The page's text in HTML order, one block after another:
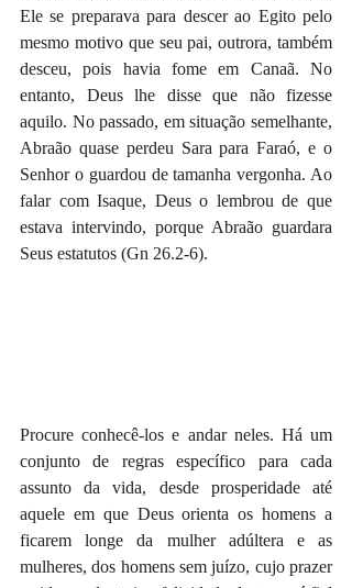
Ele se preparava para descer ao Egito pelo
mesmo motivo que seu pai, outrora, também
desceu, pois havia fome em Canaã. No
entanto, Deus lhe disse que não fizesse
aquilo. No passado, em situação semelhante,
Abraão quase perdeu Sara para Faraó, e o
Senhor o guardou de tamanha vergonha. Ao
falar com Isaque, Deus o lembrou de que
estava intervindo, porque Abraão guardara
Seus estatutos (Gn 26.2-6).
Procure conhecê-los e andar neles. Há um
conjunto de regras específico para cada
assunto da vida, desde prosperidade até
aquele em que Deus orienta os homens a
ficarem longe da mulher adúltera e as
mulheres, dos homens sem juízo, cujo prazer